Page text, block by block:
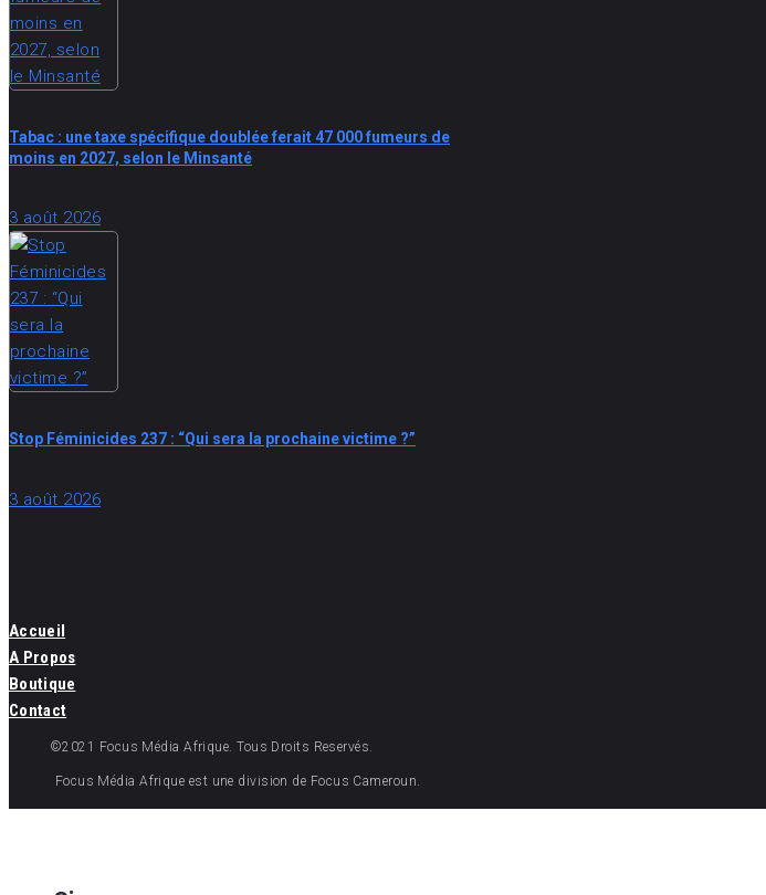
Tabac : une taxe spécifique doublée ferait 47 000 fumeurs de
moins en 2027, selon le Minsanté
3 août 2026
Stop Féminicides 237 : “Qui sera la prochaine victime ?”
3 août 2026
Accueil
A Propos
Boutique
Contact
©2021 Focus Média Afrique. Tous Droits Reservés.
Focus Média Afrique est une division de Focus Cameroun.